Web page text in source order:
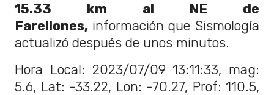
15.33 km al NE de
Farellones, información que Sismología
actualizó después de unos minutos.
Hora Local: 2023/07/09 13:11:33, mag:
5.6, Lat: -33.22, Lon: -70.27, Prof: 110.5,